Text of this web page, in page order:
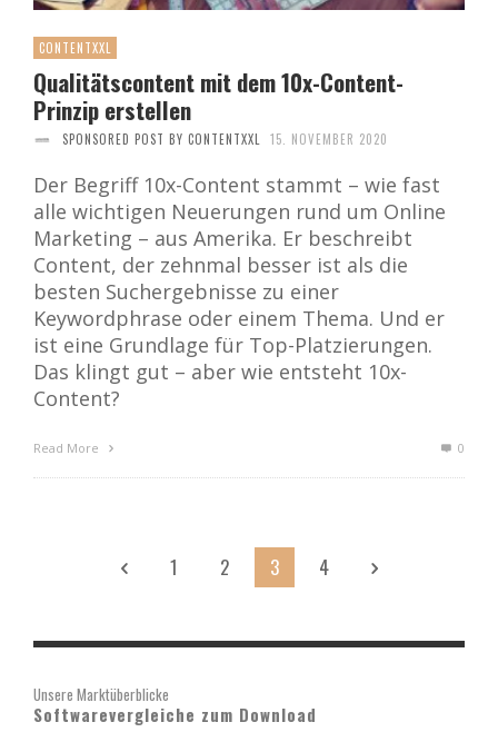
CONTENTXXL
Qualitätscontent mit dem 10x-Content-
Prinzip erstellen
SPONSORED POST BY CONTENTXXL 15. NOVEMBER 2020
Der Begriff 10x-Content stammt – wie fast
alle wichtigen Neuerungen rund um Online
Marketing – aus Amerika. Er beschreibt
Content, der zehnmal besser ist als die
besten Suchergebnisse zu einer
Keywordphrase oder einem Thema. Und er
ist eine Grundlage für Top-Platzierungen.
Das klingt gut – aber wie entsteht 10x-
Content?
Read More 0
1 2 3 4
Unsere Marktüberblicke
Softwarevergleiche zum Download